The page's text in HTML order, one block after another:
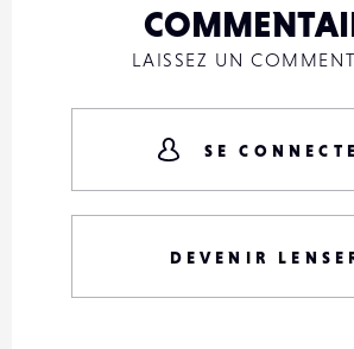
LAISSEZ UN
SE
DEVENIR